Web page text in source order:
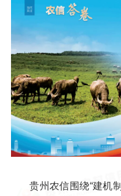
贵州农信围绕“建机